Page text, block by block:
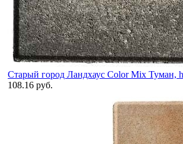
Старый город Ландхаус Color Mix Туман,
108.16 руб.